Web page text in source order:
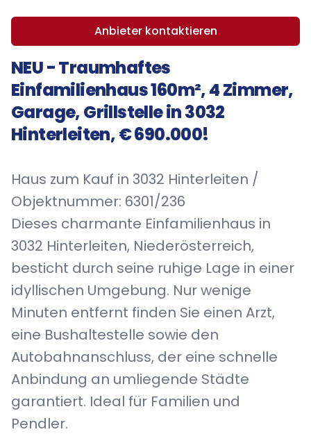
Anbieter kontaktieren
NEU - Traumhaftes
Einfamilienhaus 160m², 4 Zimmer,
Garage, Grillstelle in 3032
Hinterleiten, € 690.000!
Haus zum Kauf in 3032 Hinterleiten /
Objektnummer: 6301/236
Dieses charmante Einfamilienhaus in
3032 Hinterleiten, Niederösterreich,
besticht durch seine ruhige Lage in einer
idyllischen Umgebung. Nur wenige
Minuten entfernt finden Sie einen Arzt,
eine Bushaltestelle sowie den
Autobahnanschluss, der eine schnelle
Anbindung an umliegende Städte
garantiert. Ideal für Familien und
Pendler.